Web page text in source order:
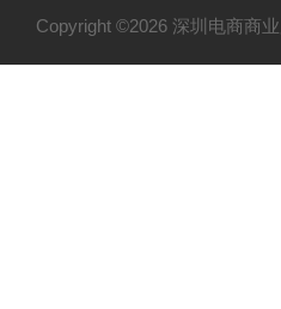
Copyright ©2026 深圳电商商